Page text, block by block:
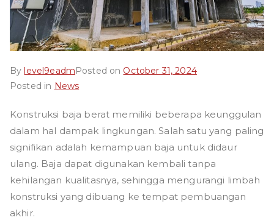
By level9eadm Posted on October 31, 2024
Posted in News
Konstruksi baja berat memiliki beberapa keunggulan
dalam hal dampak lingkungan. Salah satu yang paling
signifikan adalah kemampuan baja untuk didaur
ulang. Baja dapat digunakan kembali tanpa
kehilangan kualitasnya, sehingga mengurangi limbah
konstruksi yang dibuang ke tempat pembuangan
akhir.